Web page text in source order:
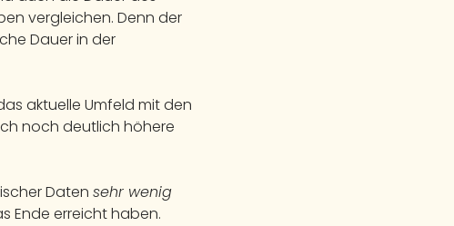
vergleichen. Denn der
Dauer in der
aktuelle Umfeld mit den
noch deutlich höhere
Daten sehr wenig
Ende erreicht haben.